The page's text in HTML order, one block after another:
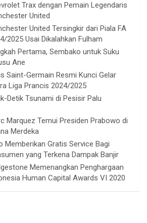
Trax dengan Pemain Legendaris
United
United Tersingkir dari Piala FA
2025 Usai Dikalahkan Fulham
Pertama, Sembako untuk Suku
Ane
Saint-Germain Resmi Kunci Gelar
Liga Prancis 2024/2025
Detik Tsunami di Pesisir Palu
Marquez Temui Presiden Prabowo di
Merdeka
Memberikan Gratis Service Bagi
yang Terkena Dampak Banjir
Memenangkan Penghargaan
Human Capital Awards VI 2020